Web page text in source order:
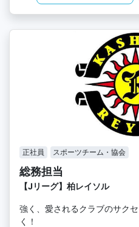
正社員 スポーツチーム・協会
総務担当
【Jリーグ】柏レイソル
強く、愛されるクラブのサク
く！